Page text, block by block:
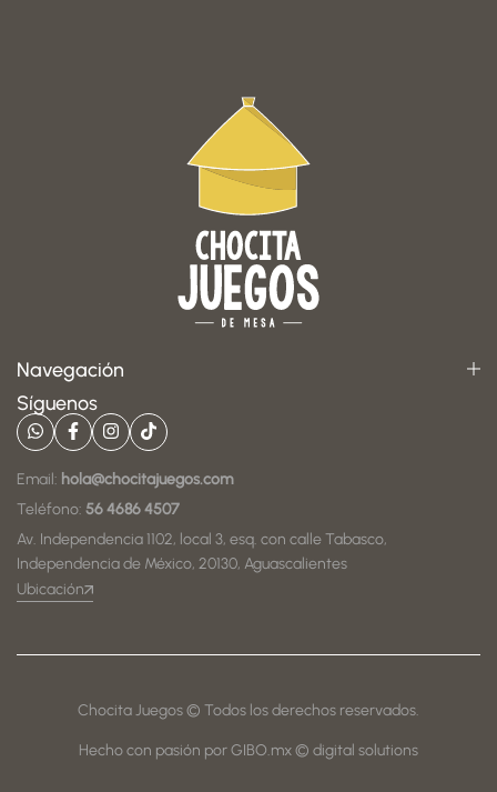
Navegación
Síguenos
Email: hola@chocitajuegos.com
Teléfono: 56 4686 4507
Av. Independencia 1102, local 3, esq. con calle Tabasco,
Independencia de México, 20130, Aguascalientes
Ubicación
Chocita Juegos © Todos los derechos reservados.
Hecho con pasión por GIBO.mx © digital solutions